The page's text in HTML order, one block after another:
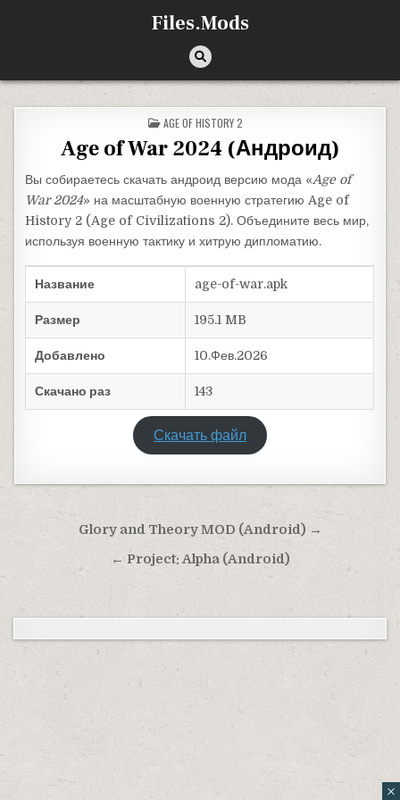
Files.Mods
ОПУБЛИКОВАНО В
AGE OF HISTORY 2
Age of War 2024 (Андроид)
Вы собираетесь скачать андроид версию мода «Age of
War 2024» на масштабную военную стратегию Age of
History 2 (Age of Civilizations 2). Объедините весь мир,
используя военную тактику и хитрую дипломатию.
Название age-of-war.apk
Размер 195.1 MB
Добавлено 10.Фев.2026
Скачано раз 143
Скачать файл
Навигация по записям
Glory and Theory MOD (Android) →
← Project: Alpha (Android)